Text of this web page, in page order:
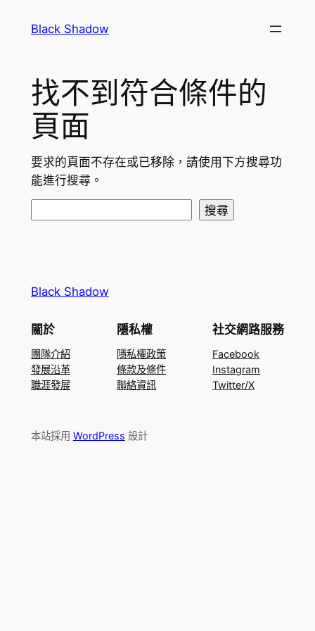
Black Shadow
找不到符合條件的
頁面
要求的頁面不存在或已移除，請使用下方搜尋功
能進行搜尋。
搜尋
Black Shadow
關於
團隊介紹
發展沿革
職涯發展
隱私權
隱私權政策
條款及條件
聯絡資訊
社交網路服務
Facebook
Instagram
Twitter/X
本站採用 WordPress 設計